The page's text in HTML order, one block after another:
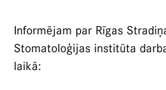
Informējam par Rīgas
Stomatoloģijas institūta
laikā: